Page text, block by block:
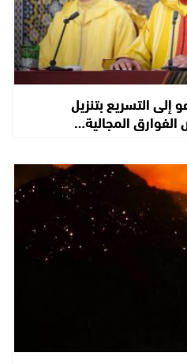
التسريع بتنزيل
الفوارق المجالية…